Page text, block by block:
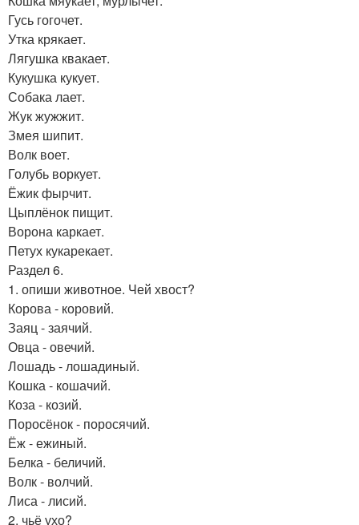
Гусь гогочет.
Утка крякает.
Лягушка квакает.
Кукушка кукует.
Собака лает.
Жук жужжит.
Змея шипит.
Волк воет.
Голубь воркует.
Ёжик фырчит.
Цыплёнок пищит.
Ворона каркает.
Петух кукарекает.
Раздел 6.
1. опиши животное. Чей хвост?
Корова - коровий.
Заяц - заячий.
Овца - овечий.
Лошадь - лошадиный.
Кошка - кошачий.
Коза - козий.
Поросёнок - поросячий.
Ёж - ежиный.
Белка - беличий.
Волк - волчий.
Лиса - лисий.
2. чьё ухо?